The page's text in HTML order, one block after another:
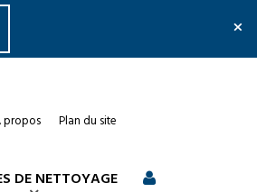
×
propos Plan du site
DE NETTOYAGE